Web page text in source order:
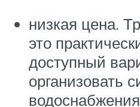
низкая цена.
это
доступный
организовать